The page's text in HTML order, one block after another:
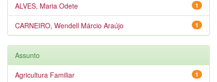
1
ALVES, Maria Odete
1
CARNEIRO, Wendell Márcio Araújo
Assunto
1
Agricultura Familiar